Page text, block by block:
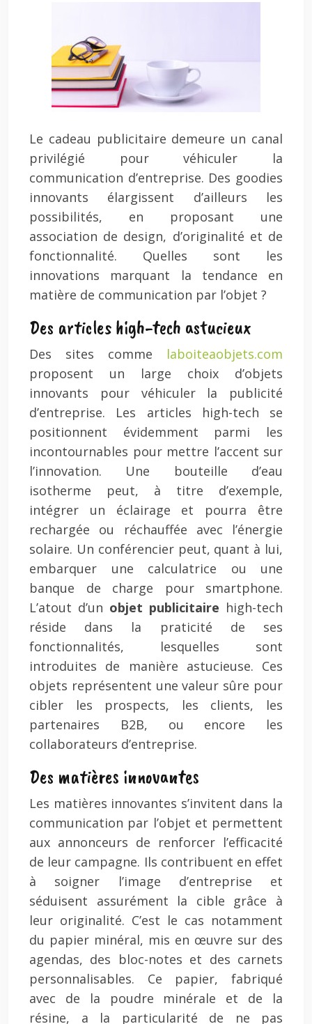
Le cadeau publicitaire demeure un canal
privilégié pour véhiculer la
communication d’entreprise. Des goodies
innovants élargissent d’ailleurs les
possibilités, en proposant une
association de design, d’originalité et de
fonctionnalité. Quelles sont les
innovations marquant la tendance en
matière de communication par l’objet ?
Des articles high-tech astucieux
Des sites comme laboiteaobjets.com
proposent un large choix d’objets
innovants pour véhiculer la publicité
d’entreprise. Les articles high-tech se
positionnent évidemment parmi les
incontournables pour mettre l’accent sur
l’innovation. Une bouteille d’eau
isotherme peut, à titre d’exemple,
intégrer un éclairage et pourra être
rechargée ou réchauffée avec l’énergie
solaire. Un conférencier peut, quant à lui,
embarquer une calculatrice ou une
banque de charge pour smartphone.
L’atout d’un objet publicitaire high-tech
réside dans la praticité de ses
fonctionnalités, lesquelles sont
introduites de manière astucieuse. Ces
objets représentent une valeur sûre pour
cibler les prospects, les clients, les
partenaires B2B, ou encore les
collaborateurs d’entreprise.
Des matières innovantes
Les matières innovantes s’invitent dans la
communication par l’objet et permettent
aux annonceurs de renforcer l’efficacité
de leur campagne. Ils contribuent en effet
à soigner l’image d’entreprise et
séduisent assurément la cible grâce à
leur originalité. C’est le cas notamment
du papier minéral, mis en œuvre sur des
agendas, des bloc-notes et des carnets
personnalisables. Ce papier, fabriqué
avec de la poudre minérale et de la
résine, a la particularité de ne pas